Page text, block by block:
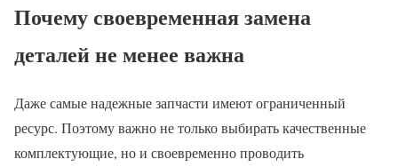
Почему своевременная замена
деталей не менее важна
Даже самые надежные запчасти имеют ограниченный
ресурс. Поэтому важно не только выбирать качественные
комплектующие, но и своевременно проводить